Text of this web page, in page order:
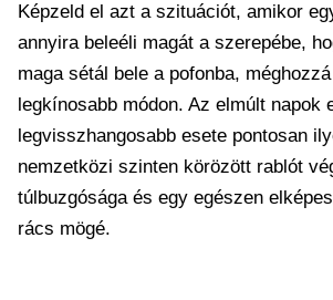
Képzeld el azt a szituációt, amikor
annyira beleéli magát a szerepébe,
maga sétál bele a pofonba,
legkínosabb módon. Az elmúlt napok
legvisszhangosabb esete pontosan
nemzetközi szinten körözött rablót
túlbuzgósága és egy egészen
rács mögé.